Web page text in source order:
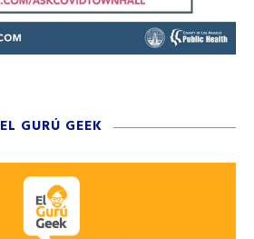
EL GURÚ GEEK